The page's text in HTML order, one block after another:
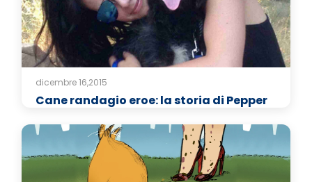
dicembre 16,2015
Cane randagio eroe: la storia di Pepper